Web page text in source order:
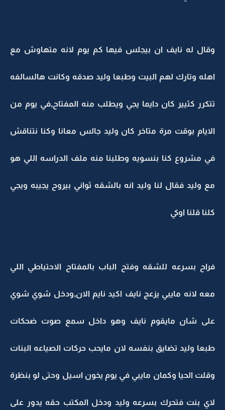
وقال له نايف ان بيجلس فيها كم يوم لانه متهاوش مع
اهله وتارك لهم البيت وطبعا وليد صدقه وكانت هالسالفه
تتكرر كثيير كان دايما يجي ويطلب منه المفتاح,في يوم من
الايام بوقت مرة متاخر كان وليد جالس معانا وكنا نتناقش
في مشروع كنا بنسويه وطلبنا منه ملف الدراسه اللي هو
مع وليد فقال لنا وليد انه بالشقه ثواني بيروح يجيبه ويجي
كلنا قلنا اوكي
فراح بسرعه للشقه وفتح الباب بالمفتاح الاحتياطي اللي
معه لانه مايبي يزعج نايف اكيد نايم الان,ودخل شوي شوي
على شان مايقوم نايف وهو داخل سمع صوت ضحكات
طبعا وليد تضايق بنفسه لان مايحب حركات الصياعه البنات
وقلت الحيا وكمان مايبي في يوم يخون اسيل وحتى لو بنظرة
لاي بنت فتحرك بسرعه وليد ودخل المكتب حقه يدور على